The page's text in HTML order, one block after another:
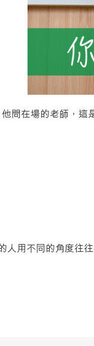
問在場的老師，這
人用不同的角度往